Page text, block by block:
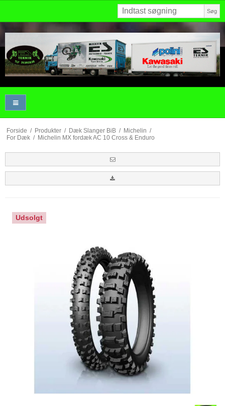
Søg
Forside / Produkter / Dæk Slanger BiB / Michelin /
For Dæk / Michelin MX fordæk AC 10 Cross & Enduro
Udsolgt